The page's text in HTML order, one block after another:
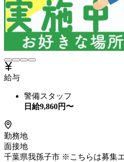
給与
警備スタッフ
日給9,860円〜
勤務地
面接地
千葉県我孫子市 ※こちらは募集